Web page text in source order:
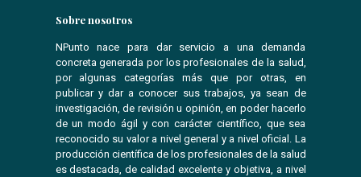
Sobre nosotros
NPunto nace para dar servicio a una demanda
concreta generada por los profesionales de la salud,
por algunas categorías más que por otras, en
publicar y dar a conocer sus trabajos, ya sean de
investigación, de revisión u opinión, en poder hacerlo
de un modo ágil y con carácter científico, que sea
reconocido su valor a nivel general y a nivel oficial. La
producción científica de los profesionales de la salud
es destacada, de calidad excelente y objetiva, a nivel